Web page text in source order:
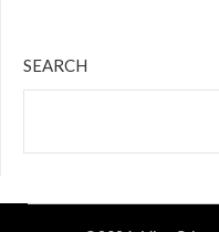
SEARCH